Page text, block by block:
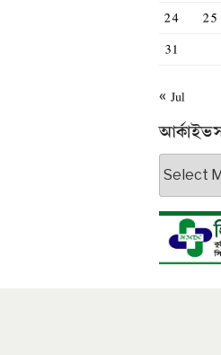
24
25
31
« Jul
আর্কাইভস